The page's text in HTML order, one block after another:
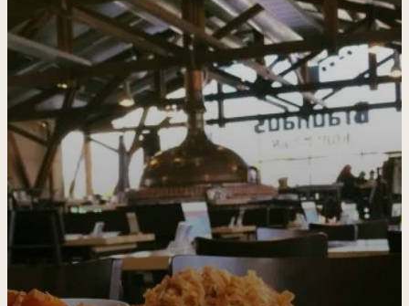
STUTTGARTSTUTTGART
RESERVIERENSTUTTGART KONTAKT